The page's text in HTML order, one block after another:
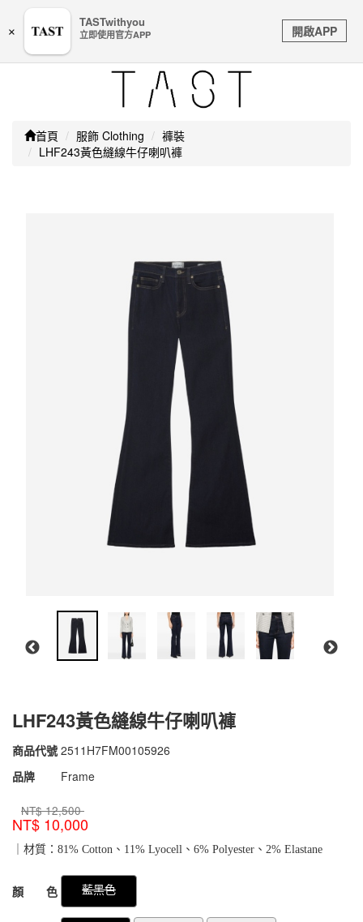
銀行帳戶或信用卡等個人資訊，如接到請立即掛斷或撥打
Toggle
navigation
首頁 服飾 Clothing
褲裝
LHF243黃色縫線牛仔喇叭褲
LHF243黃色縫線牛仔喇叭褲
商品代號 2511H7FM00105926
2511H7FM00105926
品牌
Frame
NT$12,500
NT$ 10,000
｜材質：81% Cotton、11% Lyocell、6% Polyester、2% Elastane
GOODS000000000000046799512
顏 色 藍黑色
×
TASTwithyou
立即使用官方APP 開啟APP